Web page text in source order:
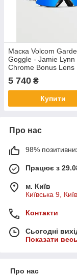
Маска Volcom
Goggle - Jamie Lynn
Chrome Bonus Lens
5 740 ₴
Купити
Про нас
98%
Працює з
м. Київ
Київська 9,
Контакти
Сьогодні
Показати
Про нас